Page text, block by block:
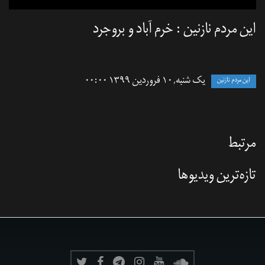
این مردم نازنین : خرم آباد و بروجرد
این مردم نازنین یک شنبه, ۱۰ فروردین ۱۳۹۹ ۰۰:۰۰
مرتبط
تازه‌‌ترین ویدیوها